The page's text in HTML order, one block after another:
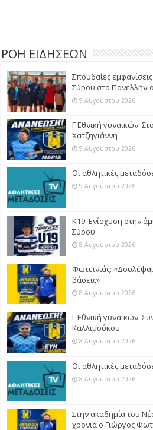
ΡΟΗ ΕΙΔΗΣΕΩΝ
Σπουδαίες
Σύρου στο
9 Αυγούστου 2026
Γ Εθνική γυναικών:
Χατζηγιάννη
9 Αυγούστου 2026
Οι αθλητικές
9 Αυγούστου 2026
Κ19: Ενίσχυση στην
Σύρου
8 Αυγούστου 2026
Φωτεινιάς:
βάσεις»
8 Αυγούστου 2026
Γ Εθνική γυναικών:
Καλλιμούκου
8 Αυγούστου 2026
Οι αθλητικές
8 Αυγούστου 2026
Στην ακαδημία του
χρονιά ο Γιώργος